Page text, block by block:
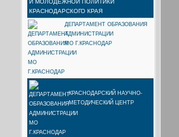
ДЕПАРТАМЕНТ ОБРАЗОВАНИЯ
АДМИНИСТРАЦИИ
МО Г.КРАСНОДАР
КРАСНОДАРСКИЙ НАУЧНО-
МЕТОДИЧЕСКИЙ ЦЕНТР